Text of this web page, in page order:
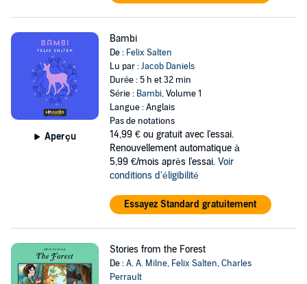
Aperçu
Bambi
De : Felix Salten
Lu par :Jacob Daniels
Durée : 5 h et 32 min
Série : Bambi, Volume 1
Langue : Anglais
Pas de notations
14,99 € ou gratuit avec l'essai.
Renouvellement automatique à
5,99 €/mois après l'essai. Voir
conditions d'éligibilité
Essayez Standard gratuitement
Stories from the Forest
De :A. A. Milne, Felix Salten,Charles
Perrault